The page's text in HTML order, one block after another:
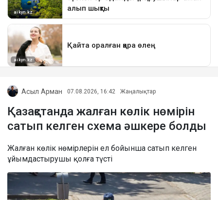
Асыл Арман 07.08.2026, 16:42 Жаңалықтар
Қазақстанда жалған көлік нөмірін
сатып келген схема әшкере болды
Жалған көлік нөмірлерін ел бойынша сатып келген
ұйымдастырушы қолға түсті